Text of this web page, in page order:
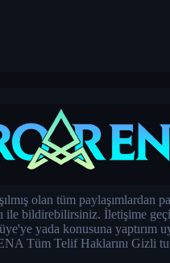
olan tüm paylaşımlardan
ile bildirebilirsiniz. İletişime
yada konusuna yaptırım
Tüm Telif Haklarını Gizli